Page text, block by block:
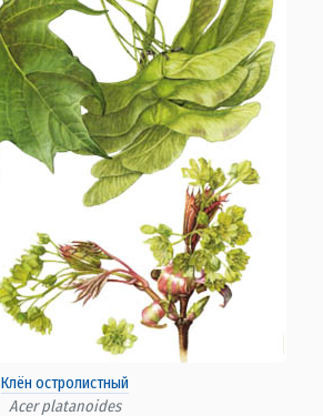
Клён остролистный
Acer platanoides